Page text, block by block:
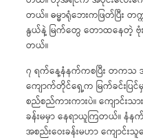
တယ်။ ဓမ္မာရုံဘေးကဖြတ်ပြီး
နွယ်နဲ့ မြက်တွေ တောထနေတဲ့ ဗုံ
တယ်။
၇ ရက်နေ့နံနက်ကစပြီး တကသ
ကျောက်တိုင်ရှေ့က မြက်ခင်းပြင်မှ
စည်စည်ကားကားပဲ။ ကျောင်းသာ
ခန်းမမှာ နေရာယူကြတယ်။ နံ
အစည်းဝေးခန်းမဟာ ကျောင်းသူ